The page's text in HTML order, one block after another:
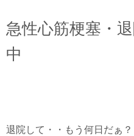
急性心筋梗塞・
中
退院して・・もう何日だぁ